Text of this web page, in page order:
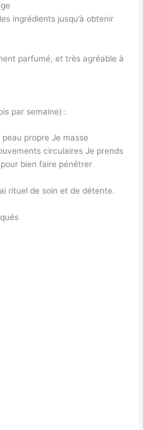
ingrédients jusqu’à obtenir
parfumé, et très agréable à
par semaine) :
peau propre Je masse
circulaires Je prends
bien faire pénétrer
rituel de soin et de détente.